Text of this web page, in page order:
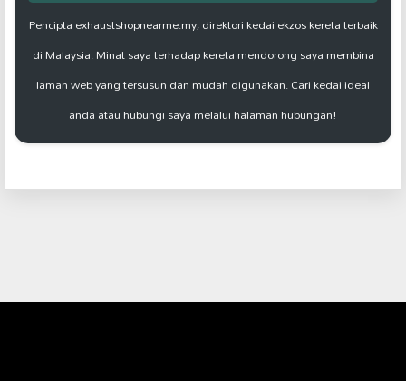
Pencipta exhaustshopnearme.my, direktori kedai ekzos kereta terbaik
di Malaysia. Minat saya terhadap kereta mendorong saya membina
laman web yang tersusun dan mudah digunakan. Cari kedai ideal
anda atau hubungi saya melalui halaman hubungan!